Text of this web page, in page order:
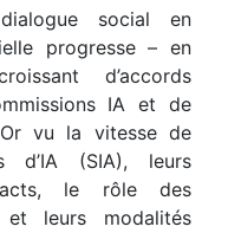
social en
progresse – en
d’accords
IA et de
vu la vitesse de
d’IA (SIA), leurs
le rôle des
et leurs modalités